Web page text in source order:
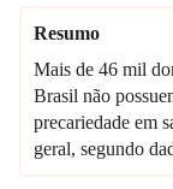
Resumo
Mais de 46 mil
Brasil não
precariedade em
geral, segundo